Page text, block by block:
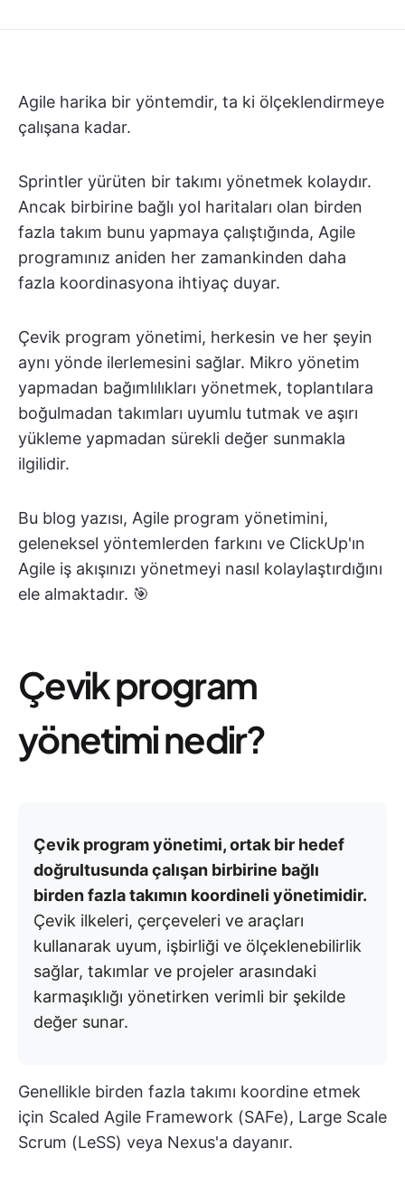
Agile harika bir yöntemdir, ta ki ölçeklendirmeye
çalışana kadar.
Sprintler yürüten bir takımı yönetmek kolaydır.
Ancak birbirine bağlı yol haritaları olan birden
fazla takım bunu yapmaya çalıştığında, Agile
programınız aniden her zamankinden daha
fazla koordinasyona ihtiyaç duyar.
Çevik program yönetimi, herkesin ve her şeyin
aynı yönde ilerlemesini sağlar. Mikro yönetim
yapmadan bağımlılıkları yönetmek, toplantılara
boğulmadan takımları uyumlu tutmak ve aşırı
yükleme yapmadan sürekli değer sunmakla
ilgilidir.
Bu blog yazısı, Agile program yönetimini,
geleneksel yöntemlerden farkını ve ClickUp'ın
Agile iş akışınızı yönetmeyi nasıl kolaylaştırdığını
ele almaktadır. 🎯
Çevik program
yönetimi nedir?
Çevik program yönetimi, ortak bir hedef
doğrultusunda çalışan birbirine bağlı
birden fazla takımın koordineli yönetimidir.
Çevik ilkeleri, çerçeveleri ve araçları
kullanarak uyum, işbirliği ve ölçeklenebilirlik
sağlar, takımlar ve projeler arasındaki
karmaşıklığı yönetirken verimli bir şekilde
değer sunar.
Genellikle birden fazla takımı koordine etmek
için Scaled Agile Framework (SAFe), Large Scale
Scrum (LeSS) veya Nexus'a dayanır.